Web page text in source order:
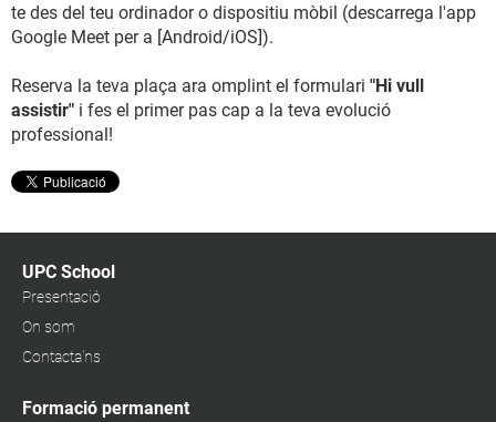
te des del teu ordinador o dispositiu mòbil (descarrega l'app
Google Meet per a [Android/iOS]).
Reserva la teva plaça ara omplint el formulari "Hi vull
assistir" i fes el primer pas cap a la teva evolució
professional!
UPC School
Presentació
On som
Contacta'ns
Formació permanent